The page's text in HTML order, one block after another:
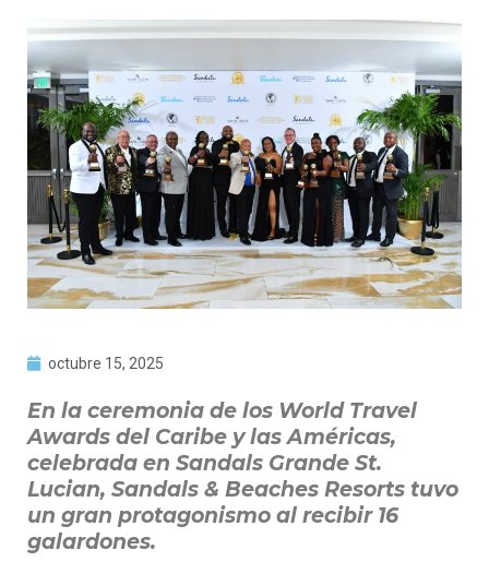
octubre 15, 2025
En la ceremonia de los World Travel
Awards del Caribe y las Américas,
celebrada en Sandals Grande St.
Lucian, Sandals & Beaches Resorts tuvo
un gran protagonismo al recibir 16
galardones.